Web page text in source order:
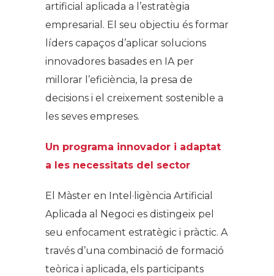
artificial aplicada a l’estratègia
empresarial. El seu objectiu és formar
líders capaços d’aplicar solucions
innovadores basades en IA per
millorar l’eficiència, la presa de
decisions i el creixement sostenible a
les seves empreses.
Un programa innovador i adaptat
a les necessitats del sector
El Màster en Intel·ligència Artificial
Aplicada al Negoci es distingeix pel
seu enfocament estratègic i pràctic. A
través d’una combinació de formació
teòrica i aplicada, els participants